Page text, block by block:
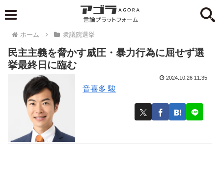
ホーム 衆議院選挙
民主主義を脅かす威圧・暴力行為に屈せず選
挙最終日に臨む
音喜多 駿
2024.10.26 11:35